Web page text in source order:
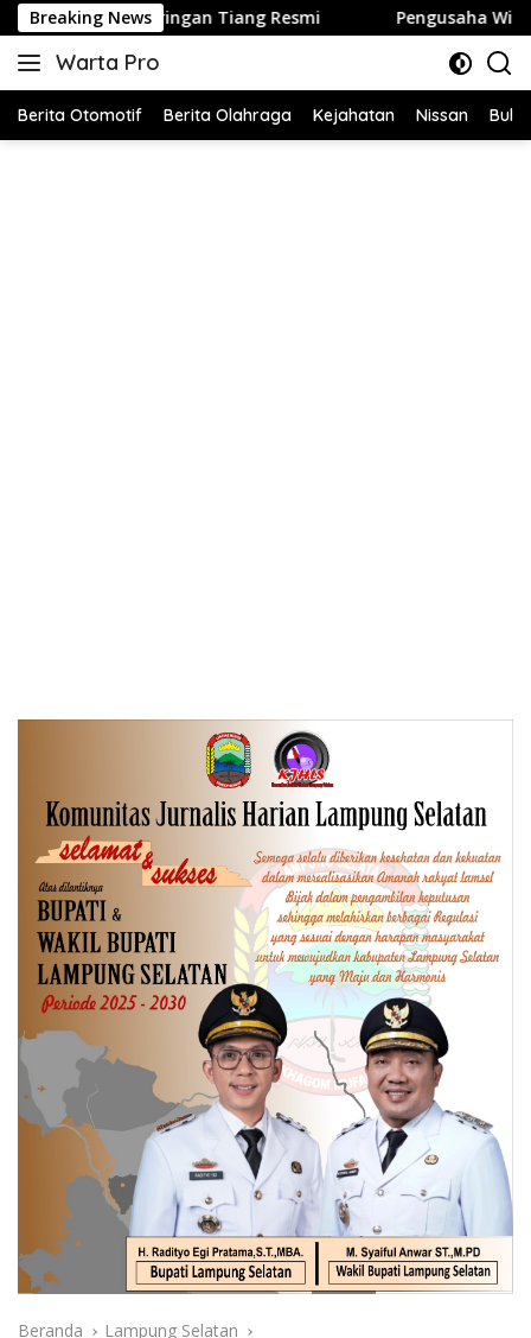
Langsung
ke
konten
Breaking News
Resmi Pengusaha WiFi Berinisial AN di Tulang
Warta Pro
Akurat
Terpercaya
Berita Otomotif Berita Olahraga Kejahatan Nissan
Beranda Lampung Selatan